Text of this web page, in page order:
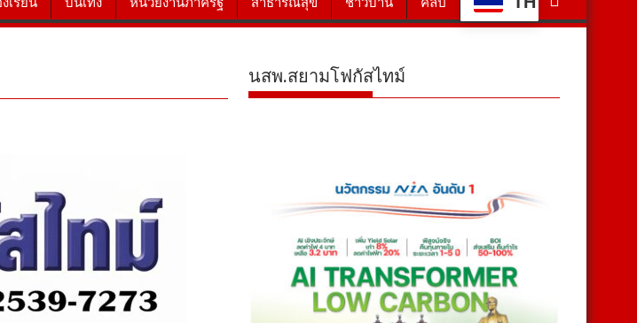
นสพ.สยามโฟกัสไทม์